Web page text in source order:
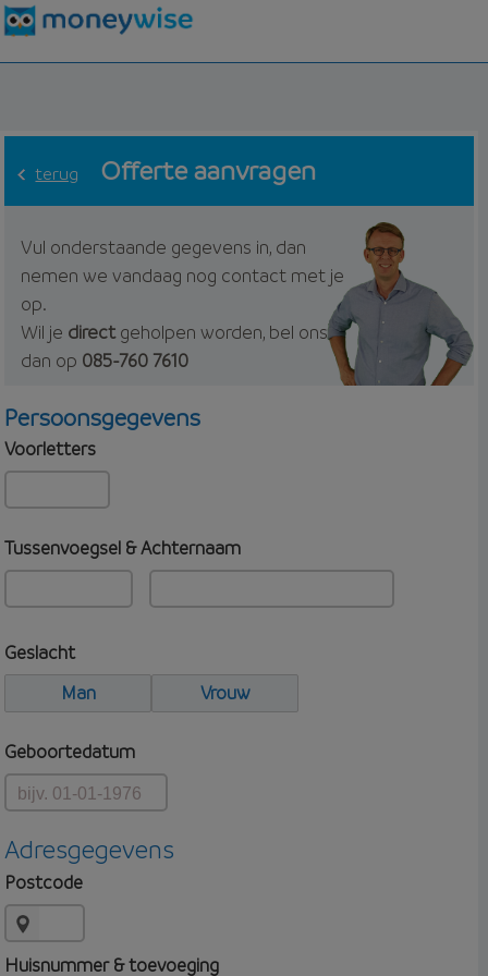
terug Offerte aanvragen
Vul onderstaande gegevens in, dan
nemen we vandaag nog contact met je
op.
Wil je directgeholpen worden, bel ons
dan op 085-760 7610
Persoonsgegevens
Voorletters
Tussenvoegsel & Achternaam
Geslacht
Man
Vrouw
Geboortedatum
Adresgegevens
Postcode
Huisnummer & toevoeging